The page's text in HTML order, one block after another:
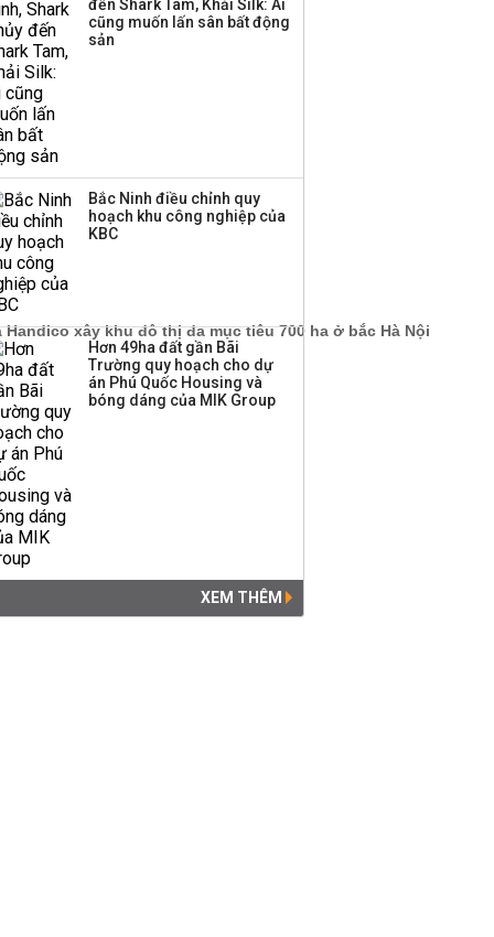
đến Shark Tam, Khải Silk: Ai
cũng muốn lấn sân bất động
sản
Bắc Ninh điều chỉnh quy
hoạch khu công nghiệp của
KBC
Hơn 49ha đất gần Bãi
Trường quy hoạch cho dự
án Phú Quốc Housing và
bóng dáng của MIK Group
XEM THÊM